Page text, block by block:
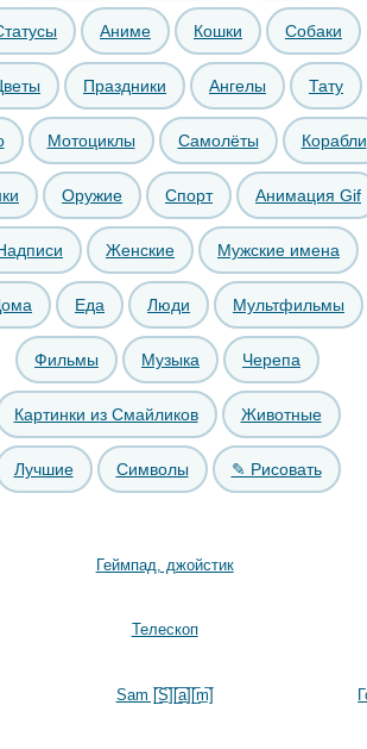
Аниме Кошки Собаки
Праздники Ангелы Тату
Мотоциклы Самолёты Корабли
Оружие Спорт Анимация Gif
Женские Мужские имена
Еда Люди Мультфильмы
Фильмы Музыка Черепа
Картинки из Смайликов Животные
Лучшие Символы ✎ Рисовать
Геймпад, джойстик
Телескоп
Sam [̲̅S̲̅][̲̅a̲̅][̲̅m̲̅]